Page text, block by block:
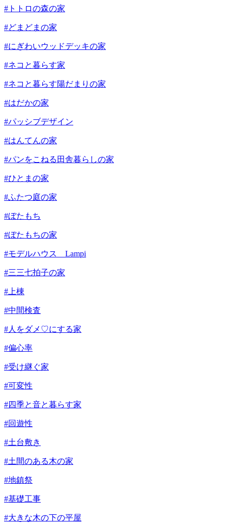
#トトロの森の家
#どまどまの家
#にぎわいウッドデッキの家
#ネコと暮らす家
#ネコと暮らす陽だまりの家
#はだかの家
#パッシブデザイン
#はんてんの家
#パンをこねる田舎暮らしの家
#ひとまの家
#ふたつ庭の家
#ぼたもち
#ぼたもちの家
#モデルハウス Lampi
#三三七拍子の家
#上棟
#中間検査
#人をダメ♡にする家
#偏心率
#受け継ぐ家
#可変性
#四季と音と暮らす家
#回遊性
#土台敷き
#土間のある木の家
#地鎮祭
#基礎工事
#大きな木の下の平屋